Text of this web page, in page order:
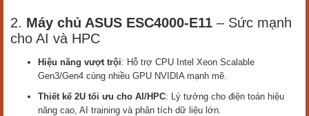
2. Máy chủ ASUS ESC4000-E11 – Sức mạnh
cho AI và HPC
Hiệu năng vượt trội: Hỗ trợ CPU Intel Xeon Scalable
Gen3/Gen4 cùng nhiều GPU NVIDIA mạnh mẽ.
Thiết kế 2U tối ưu cho AI/HPC: Lý tưởng cho điện toán hiệu
năng cao, AI training và phân tích dữ liệu lớn.